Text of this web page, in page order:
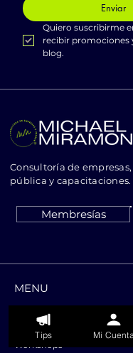
Enviar
Quiero suscribirme
recibir promociones
blog.
Consultoría de
pública y capacitaciones.
Membresías
MENU
Home
Acerca de
Tips Mi Cuenta